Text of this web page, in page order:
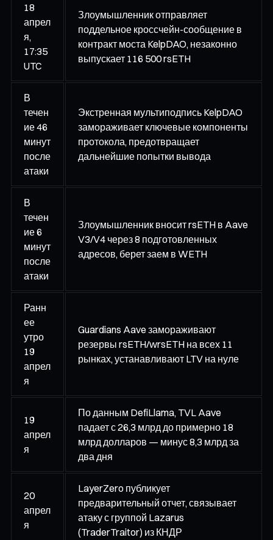
18
апрел
я,
17:35
UTC
Злоумышленник отправляет
поддельное кроссчейн-сообщение в
контракт моста KelpDAO, незаконно
выпускает 116 500 rsETH
В
течен
ие 46
минут
после
атаки
Экстренная мультиподпись KelpDAO
замораживает ключевые компоненты
протокола, предотвращает
дальнейшие попытки вывода
В
течен
ие 6
минут
после
атаки
Злоумышленник вносит rsETH в Aave
V3/V4 через 8 подготовленных
адресов, берет заем в WETH
Ранн
ее
утро
19
апрел
я
Guardians Aave замораживают
резервы rsETH/wrsETH на всех 11
рынках, устанавливают LTV на нуле
19
апрел
я
По данным DefiLlama, TVL Aave
падает с 26,3 млрд до примерно 18
млрд долларов — минус 8,3 млрд за
два дня
20
апрел
я
LayerZero публикует
предварительный отчет, связывает
атаку с группой Lazarus
(TraderTraitor) из КНДР